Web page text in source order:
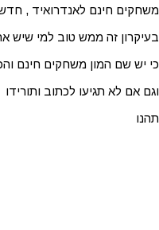
משחקים חינם לאנדרואיד , חדש
בעיקרון זה ממש טוב למי שיש
כי יש שם המון משחקים חינם
וגם אם לא תגיעו לכתוב ותורידו
תהנו